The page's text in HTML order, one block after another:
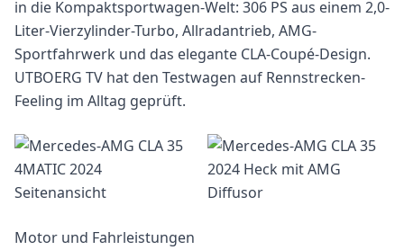
in die Kompaktsportwagen-Welt: 306 PS aus einem 2,0-
Liter-Vierzylinder-Turbo, Allradantrieb, AMG-
Sportfahrwerk und das elegante CLA-Coupé-Design.
UTBOERG TV hat den Testwagen auf Rennstrecken-
Feeling im Alltag geprüft.
Motor und Fahrleistungen